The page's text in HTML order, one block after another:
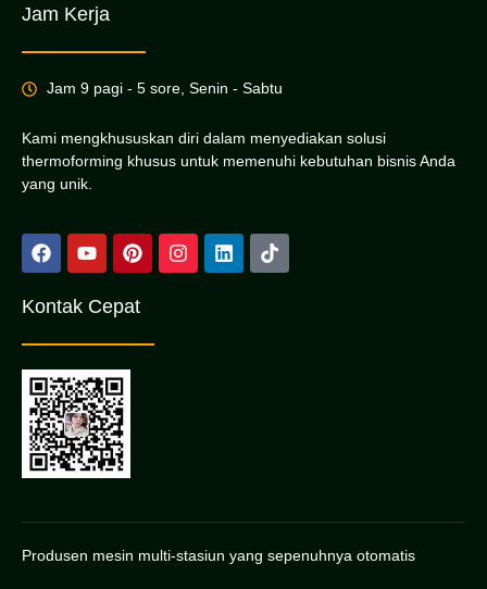
Jam Kerja
Jam 9 pagi - 5 sore, Senin - Sabtu
Kami mengkhususkan diri dalam menyediakan solusi
thermoforming khusus untuk memenuhi kebutuhan bisnis Anda
yang unik.
Kontak Cepat
Produsen mesin multi-stasiun yang sepenuhnya otomatis